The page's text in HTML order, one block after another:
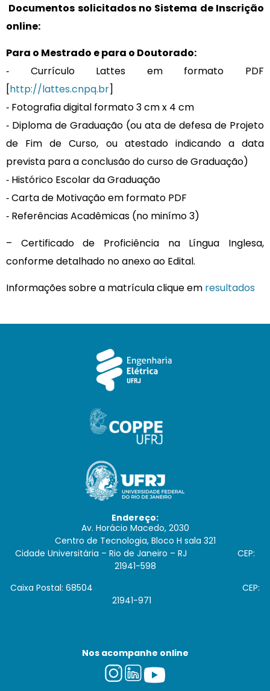
Documentos solicitados no Sistema de Inscrição
online:
Para o Mestrado e para o Doutorado:
‐ Currículo Lattes em formato PDF
[http://lattes.cnpq.br]
‐ Fotografia digital formato 3 cm x 4 cm
‐ Diploma de Graduação (ou ata de defesa de Projeto
de Fim de Curso, ou atestado indicando a data
prevista para a conclusão do curso de Graduação)
‐ Histórico Escolar da Graduação
‐ Carta de Motivação em formato PDF
‐ Referências Acadêmicas (no minímo 3)
– Certificado de Proficiência na Língua Inglesa,
conforme detalhado no anexo ao Edital.
Informações sobre a matrícula clique em resultados
Endereço:
Av. Horácio Macedo, 2030
Centro de Tecnologia, Bloco H sala 321
Cidade Universitária – Rio de Janeiro – RJ CEP:
21941-598
Caixa Postal: 68504 CEP:
21941-971
Nos acompanhe online